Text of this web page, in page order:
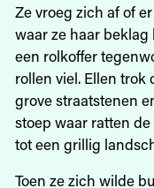
Ze vroeg zich af of
waar ze haar
een rolkoffer
rollen viel. Ellen trok
grove straatstenen
stoep waar ratten
tot een grillig
Toen ze zich wilde